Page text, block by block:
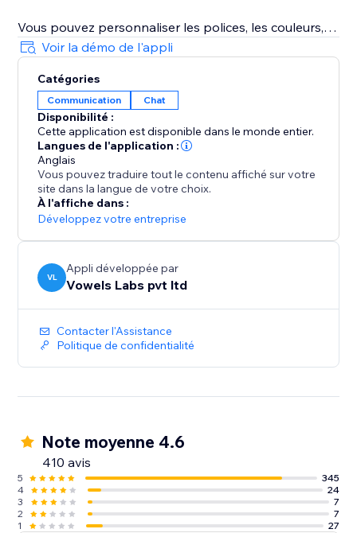
Vous pouvez personnaliser les polices, les couleurs,
les tailles, le placement et plus encore de votre
WhatsApp et d'autres boutons de chat. De plus,
utilisez des options avancées pour optimiser votre
widget de chat pour un maximum de conversions.
Vous pourrez montrer votre
Voir la démo de l'appli
Catégories
Communication Chat
Disponibilité :
Cette application est disponible dans le monde entier.
Langues de l'application :
Anglais
Vous pouvez traduire tout le contenu affiché sur votre
site dans la langue de votre choix.
À l'affiche dans :
Développez votre entreprise
VL
Appli développée par
Vowels Labs pvt ltd
Contacter l'Assistance
Politique de confidentialité
Note moyenne 4.6
410 avis
5
345
4
24
3
7
2
7
1
27